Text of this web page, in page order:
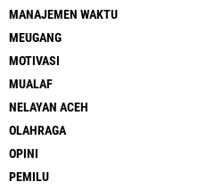
MANAJEMEN WAKTU
MEUGANG
MOTIVASI
MUALAF
NELAYAN ACEH
OLAHRAGA
OPINI
PEMILU